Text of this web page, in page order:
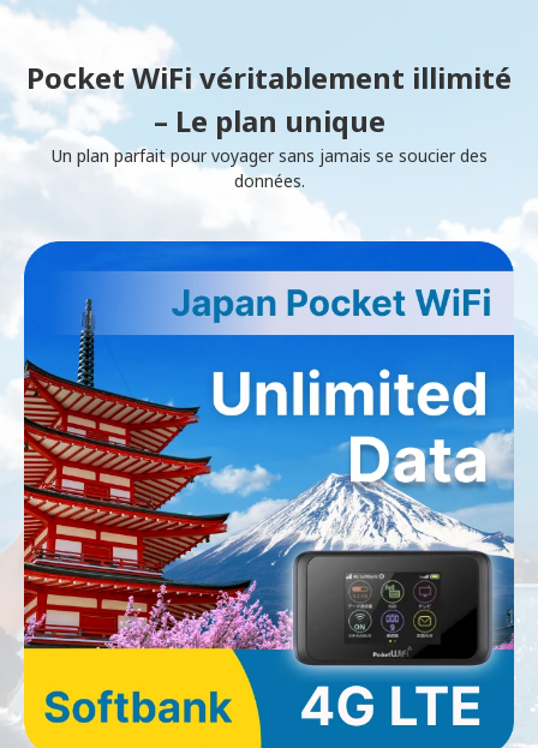
Pocket WiFi véritablement illimité
– Le plan unique
Un plan parfait pour voyager sans jamais se soucier des
données.